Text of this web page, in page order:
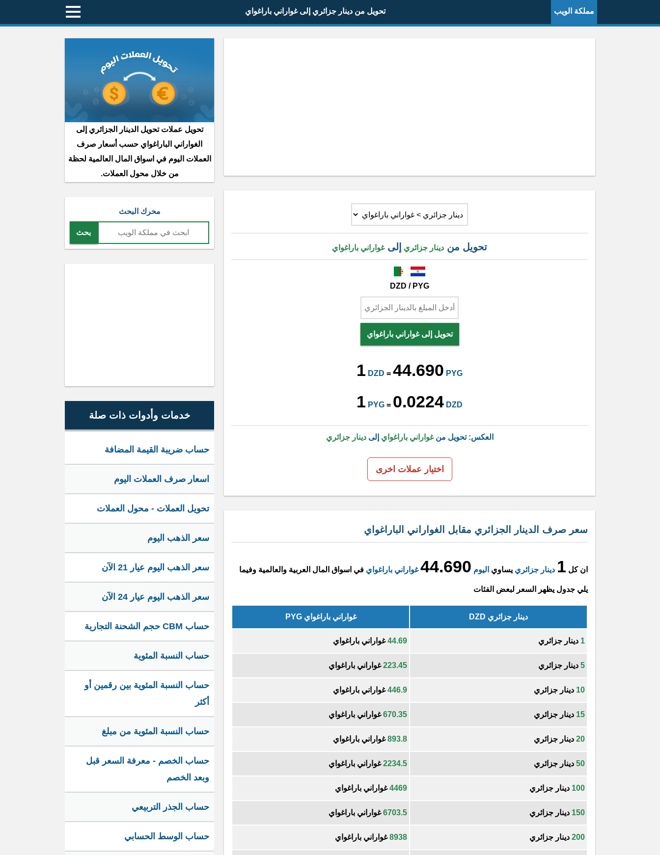
مملكة الويب تحويل من دينار جزائري إلى غواراني باراغواي
تحويل من دينار جزائري إلىغواراني باراغواي
DZD / PYG
تحويل إلى غواراني باراغواي
1 DZD = 44.690 PYG
1 PYG = 0.0224 DZD
العكس: تحويل منغواراني باراغواي إلىدينار جزائري
اختيار عملات اخرى
سعر صرف الدينار الجزائري مقابل الغواراني الباراغواي
ان كل 1 دينار جزائري يساوي اليوم 44.690 غواراني باراغواي في اسواق المال العربية والعالمية وفيما
يلي جدول يظهر السعر لبعض الفئات
دينار جزائري DZD غواراني باراغواي PYG
1 دينار جزائري 44.69غواراني باراغواي
5 دينار جزائري 223.45غواراني باراغواي
10 دينار جزائري 446.9غواراني باراغواي
15 دينار جزائري 670.35غواراني باراغواي
20 دينار جزائري 893.8غواراني باراغواي
50 دينار جزائري 2234.5غواراني باراغواي
100 دينار جزائري 4469غواراني باراغواي
150 دينار جزائري 6703.5غواراني باراغواي
200 دينار جزائري 8938غواراني باراغواي
تحويل عملات تحويل الدينار الجزائري إلى
الغواراني الباراغواي حسب أسعار صرف
العملات اليوم في اسواق المال العالمية لحظة
من خلال محول العملات.
محرك البحث
بحث
خدمات وأدوات ذات صلة
حساب ضريبة القيمة المضافة
اسعار صرف العملات اليوم
تحويل العملات - محول العملات
سعر الذهب اليوم
سعر الذهب اليوم عيار 21 الآن
سعر الذهب اليوم عيار 24 الآن
حساب CBM حجم الشحنة التجارية
حساب النسبة المئوية
حساب النسبة المئوية بين رقمين أو
أكثر
حساب النسبة المئوية من مبلغ
حساب الخصم - معرفة السعر قبل
وبعد الخصم
حساب الجذر التربيعي
حساب الوسط الحسابي